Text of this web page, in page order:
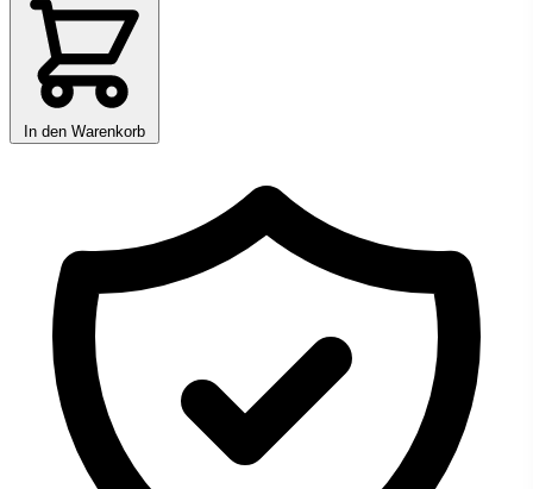
In den Warenkorb